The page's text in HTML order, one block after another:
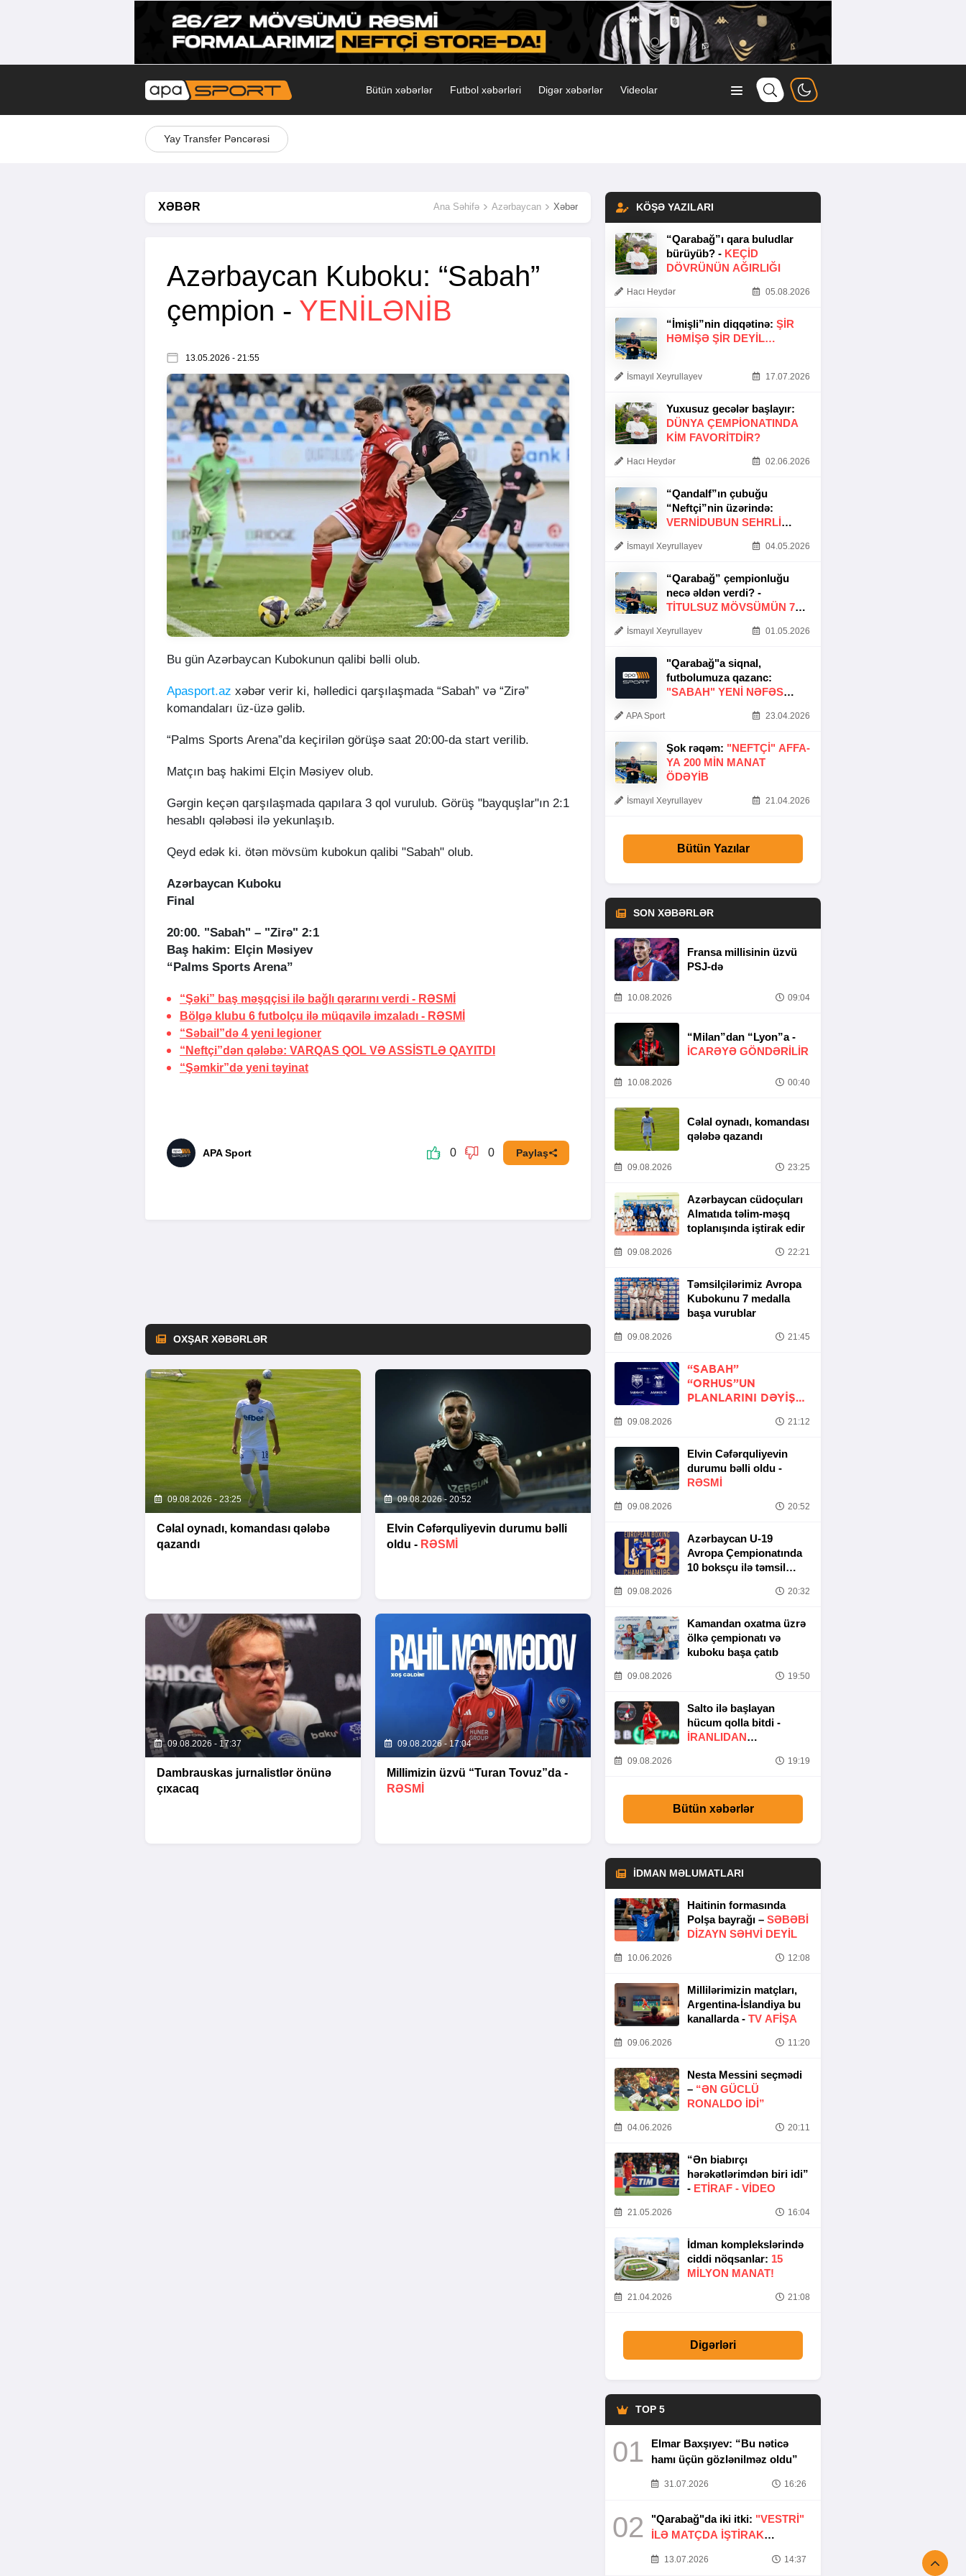
Bütün xəbərlər Futbol xəbərləri Digər xəbərlər Videolar
Yay Transfer Pəncərəsi
XƏBƏR Ana Səhifə Azərbaycan Xəbər
Azərbaycan Kuboku: “Sabah”
çempion - YENİLƏNİB
13.05.2026 - 21:55
Bu gün Azərbaycan Kubokunun qalibi bəlli olub.
Apasport.az xəbər verir ki, həlledici qarşılaşmada “Sabah” və “Zirə”
komandaları üz-üzə gəlib.
“Palms Sports Arena”da keçirilən görüşə saat 20:00-da start verilib.
Matçın baş hakimi Elçin Məsiyev olub.
Gərgin keçən qarşılaşmada qapılara 3 qol vurulub. Görüş "bayquşlar"ın 2:1
hesablı qələbəsi ilə yekunlaşıb.
Qeyd edək ki. ötən mövsüm kubokun qalibi "Sabah" olub.
Azərbaycan Kuboku
Final
20:00. "Sabah" – "Zirə" 2:1
Baş hakim: Elçin Məsiyev
“Palms Sports Arena”
“Şəki” baş məşqçisi ilə bağlı qərarını verdi - RƏSMİ
Bölgə klubu 6 futbolçu ilə müqavilə imzaladı - RƏSMİ
“Səbail”də 4 yeni legioner
“Neftçi”dən qələbə: VARQAS QOL VƏ ASSİSTLƏ QAYITDI
“Şəmkir”də yeni təyinat
APA Sport 0 0 Paylaş
OXŞAR XƏBƏRLƏR
09.08.2026 - 23:25
Cəlal oynadı, komandası qələbə
qazandı
09.08.2026 - 20:52
Elvin Cəfərquliyevin durumu bəlli
oldu - RƏSMİ
09.08.2026 - 17:37
Dambrauskas jurnalistlər önünə
çıxacaq
09.08.2026 - 17:04
Millimizin üzvü “Turan Tovuz”da -
RƏSMİ
KÖŞƏ YAZILARI
“Qarabağ”ı qara buludlar
bürüyüb? - KEÇID
DÖVRÜNÜN AĞIRLIĞI
Hacı Heydər 05.08.2026
“İmişli”nin diqqətinə: ŞIR
HƏMIŞƏ ŞIR DEYIL…
İsmayıl Xeyrullayev 17.07.2026
Yuxusuz gecələr başlayır:
DÜNYA ÇEMPIONATINDA
KIM FAVORITDIR?
Hacı Heydər 02.06.2026
“Qandalf”ın çubuğu
“Neftçi”nin üzərində:
VERNİDUBUN SEHRLİ
İsmayıl Xeyrullayev 04.05.2026
“Qarabağ” çempionluğu
necə əldən verdi? -
TITULSUZ MÖVSÜMÜN 7
İsmayıl Xeyrullayev 01.05.2026
"Qarabağ"a siqnal,
futbolumuza qazanc:
"SABAH" YENI NƏFƏS
APA Sport 23.04.2026
Şok rəqəm: "NEFTÇI" AFFA-
YA 200 MIN MANAT
ÖDƏYIB
İsmayıl Xeyrullayev 21.04.2026
Bütün Yazılar
SON XƏBƏRLƏR
Fransa millisinin üzvü
PSJ-də
10.08.2026 09:04
“Milan”dan “Lyon”a -
İCARƏYƏ GÖNDƏRİLİR
10.08.2026 00:40
Cəlal oynadı, komandası
qələbə qazandı
09.08.2026 23:25
Azərbaycan cüdoçuları
Almatıda təlim-məşq
toplanışında iştirak edir
09.08.2026 22:21
Təmsilçilərimiz Avropa
Kubokunu 7 medalla
başa vurublar
09.08.2026 21:45
“SABAH”
“ORHUS”UN
PLANLARINI DƏYIŞDI
09.08.2026 21:12
Elvin Cəfərquliyevin
durumu bəlli oldu -
RƏSMİ
09.08.2026 20:52
Azərbaycan U-19
Avropa Çempionatında
10 boksçu ilə təmsil
09.08.2026 20:32
Kamandan oxatma üzrə
ölkə çempionatı və
kuboku başa çatıb
09.08.2026 19:50
Salto ilə başlayan
hücum qolla bitdi -
İRANLIDAN
09.08.2026 19:19
Bütün xəbərlər
İDMAN MƏLUMATLARI
Haitinin formasında
Polşa bayrağı – SƏBƏBI
DIZAYN SƏHVI DEYIL
10.06.2026 12:08
Millilərimizin matçları,
Argentina-İslandiya bu
kanallarda - TV AFİŞA
09.06.2026 11:20
Nesta Messini seçmədi
– “ƏN GÜCLÜ
RONALDO IDI”
04.06.2026 20:11
“Ən biabırçı
hərəkətlərimdən biri idi”
- ETIRAF - VİDEO
21.05.2026 16:04
İdman komplekslərində
ciddi nöqsanlar: 15
MILYON MANAT!
21.04.2026 21:08
Digərləri
TOP 5
01
Elmar Baxşıyev: “Bu nəticə
hamı üçün gözlənilməz oldu”
31.07.2026 16:26
02 "Qarabağ"da iki itki: "VESTRİ"
İLƏ MATÇDA İŞTİRAK
13.07.2026 14:37